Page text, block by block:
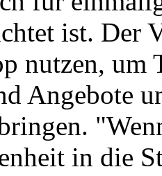
ist. Der
nutzen, um
Angebote
in die